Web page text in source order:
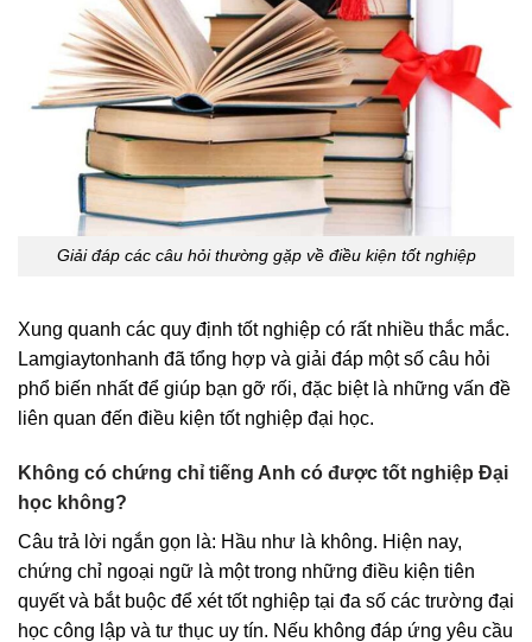
Giải đáp các câu hỏi thường gặp về điều kiện tốt nghiệp
Xung quanh các quy định tốt nghiệp có rất nhiều thắc mắc.
Lamgiaytonhanh đã tổng hợp và giải đáp một số câu hỏi
phổ biến nhất để giúp bạn gỡ rối, đặc biệt là những vấn đề
liên quan đến điều kiện tốt nghiệp đại học.
Không có chứng chỉ tiếng Anh có được tốt nghiệp Đại
học không?
Câu trả lời ngắn gọn là: Hầu như là không. Hiện nay,
chứng chỉ ngoại ngữ là một trong những điều kiện tiên
quyết và bắt buộc để xét tốt nghiệp tại đa số các trường đại
học công lập và tư thục uy tín. Nếu không đáp ứng yêu cầu